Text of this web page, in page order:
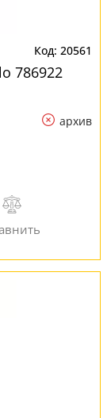
20561
786922
архив